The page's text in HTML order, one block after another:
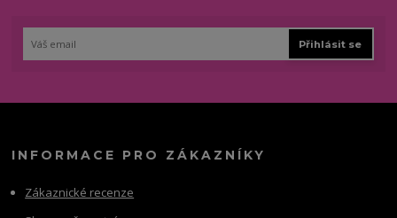
Přihlásit se
INFORMACE PRO ZÁKAZNÍKY
Zákaznické recenze